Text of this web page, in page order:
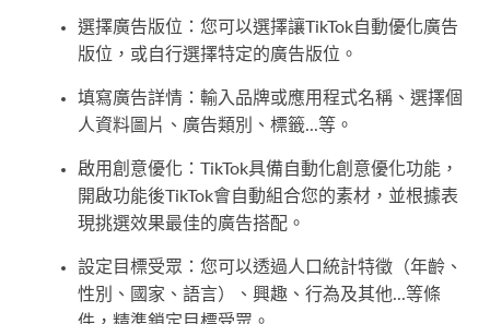
選擇廣告版位：您可以選擇讓TikTok自動優化廣告
版位，或自行選擇特定的廣告版位。
填寫廣告詳情：輸入品牌或應用程式名稱、選擇個
人資料圖片、廣告類別、標籤...等。
啟用創意優化：TikTok具備自動化創意優化功能，
開啟功能後TikTok會自動組合您的素材，並根據表
現挑選效果最佳的廣告搭配。
設定目標受眾：您可以透過人口統計特徵（年齡、
性別、國家、語言）、興趣、行為及其他...等條